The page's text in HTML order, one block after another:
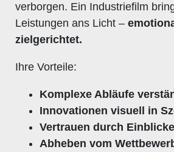
verborgen. Ein Industriefilm
Leistungen ans Licht –
zielgerichtet.
Ihre Vorteile:
Komplexe Abläufe
Innovationen visuell in
Vertrauen durch
Abheben vom